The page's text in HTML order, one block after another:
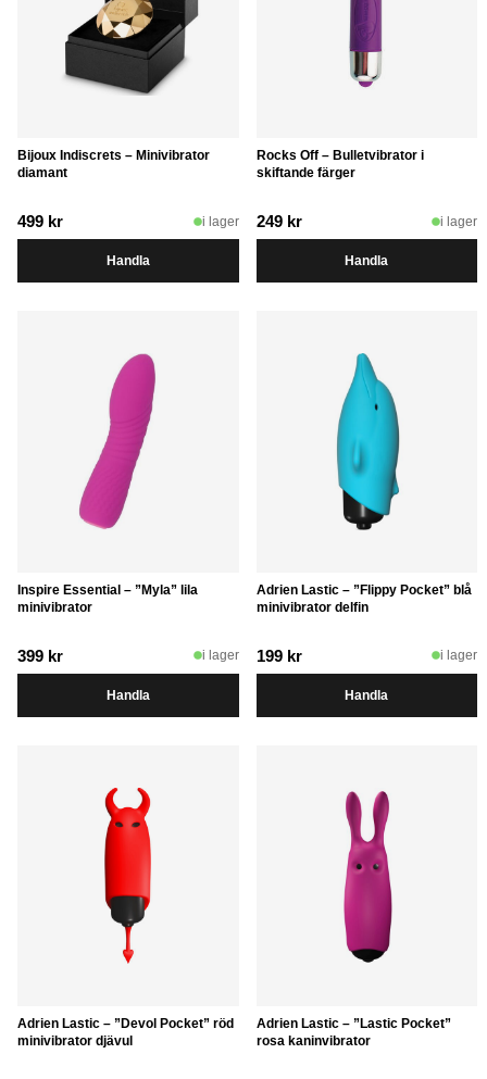
Bijoux Indiscrets – Minivibrator
diamant
499 kr i lager
Handla
Rocks Off – Bulletvibrator i
skiftande färger
249 kr i lager
Handla
Inspire Essential – ”Myla” lila
minivibrator
399 kr i lager
Handla
Adrien Lastic – ”Flippy Pocket” blå
minivibrator delfin
199 kr i lager
Handla
Adrien Lastic – ”Devol Pocket” röd
minivibrator djävul
Adrien Lastic – ”Lastic Pocket”
rosa kaninvibrator